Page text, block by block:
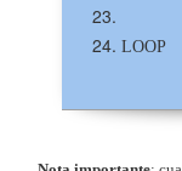
LOOP